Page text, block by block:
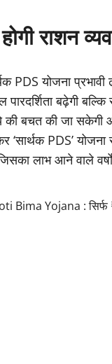
राशन
PDS योजना
बढ़ेगी बल्कि
की बचत की जा
PDS’
लाभ आने वाले
Yojana : सिर्फ